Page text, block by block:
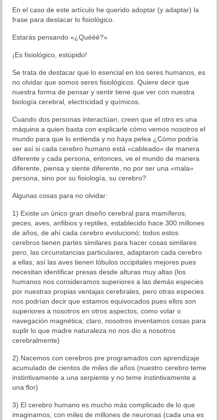
Organización
Resultados
En el caso de este artículo he querido adoptar (y adaptar) la
frase para destacar lo fisiológico.
Estarás pensando «¿Quééé?»
¡Es fisiológico, estúpido!
Se trata de destacar que lo esencial en los seres humanos, es
no olvidar que somos seres fisiológicos. Quiere decir que
nuestra forma de pensar y sentir tiene que ver con nuestra
biología cerebral, electricidad y químicos.
Cuando dos personas interactúan, creen que el otro es una
máquina a quien basta con explicarle cómo vemos nosotros el
mundo para que lo entienda y no haya pelea ¿Cómo podría
ser así si cada cerebro humano está «cableado» de manera
diferente y cada persona, entonces, ve el mundo de manera
diferente, piensa y siente diferente, no por ser una «mala»
persona, sino por su fisiología, su cerebro?
Algunas cosas para no olvidar:
1) Existe un único gran diseño cerebral para mamíferos,
peces, aves, anfibios y reptiles, establecido hace 300 millones
de años, de ahí cada cerebro evolucionó; todos estos
cerebros tienen partes similares para hacer cosas similares
pero, las circunstancias particulares, adaptaron cada cerebro
a ellas; así las aves tienen lóbulos occipitales mejores pues
necesitan identificar presas desde alturas muy altas (los
humanos nos consideramos superiores a las demás especies
por nuestras propias ventajas cerebrales, pero otras especies
nos podrían decir que estamos equivocados pues ellos son
superiores a nosotros en otros aspectos, como volar o
navegación magnética; claro, nosotros inventamos cosas para
suplir lo que madre naturaleza no nos dio a nosotros
cerebralmente)
2) Nacemos con cerebros pre programados con aprendizaje
acumulado de cientos de miles de años (nuestro cerebro teme
instintivamente a una serpiente y no teme instintivamente a
una flor)
3) El cerebro humano es mucho más complicado de lo que
imaginamos, con miles de millones de neuronas (cada una es